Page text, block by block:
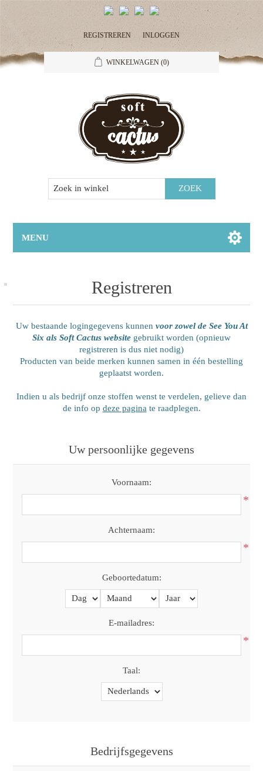
REGISTREREN INLOGGEN
WINKELWAGEN (0)
MENU
Registreren
Uw bestaande logingegevens kunnen voor zowel de See You At
Six als Soft Cactus website gebruikt worden (opnieuw
registreren is dus niet nodig)
Producten van beide merken kunnen samen in één bestelling
geplaatst worden.
Indien u als bedrijf onze stoffen wenst te verdelen, gelieve dan
de info op deze pagina te raadplegen.
Uw persoonlijke gegevens
Voornaam:
*
Achternaam:
*
Geboortedatum:
E-mailadres:
*
Taal:
Bedrijfsgegevens